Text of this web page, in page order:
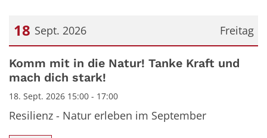
Freitag
18 Sept. 2026
Datum: 18. September 2026
Komm mit in die Natur! Tanke Kraft und
mach dich stark!
18. Sept. 2026 15:00 - 17:00
Resilienz - Natur erleben im September